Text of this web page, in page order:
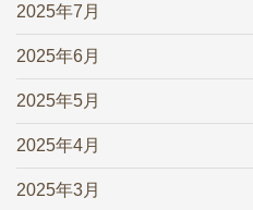
2025年7月
2025年6月
2025年5月
2025年4月
2025年3月